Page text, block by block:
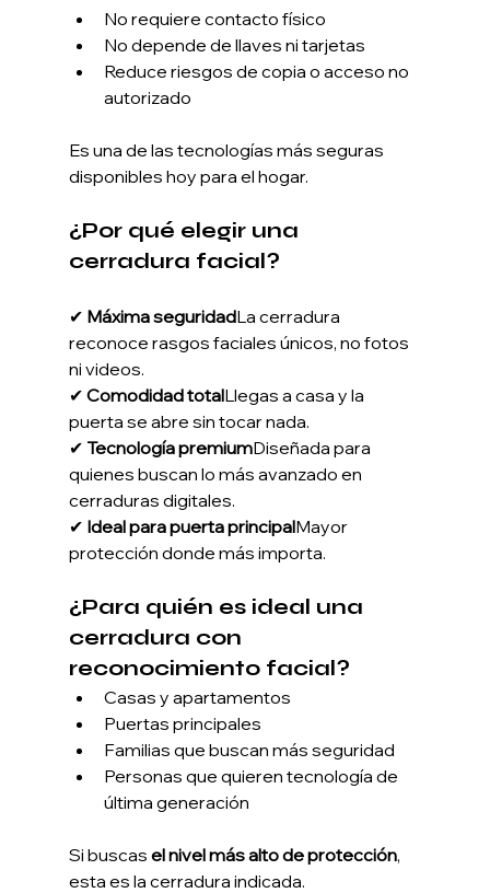
No requiere contacto físico
No depende de llaves ni tarjetas
Reduce riesgos de copia o acceso no
autorizado
Es una de las tecnologías más seguras
disponibles hoy para el hogar.
¿Por qué elegir una
cerradura facial?
✔ Máxima seguridadLa cerradura
reconoce rasgos faciales únicos, no fotos
ni videos.
✔ Comodidad totalLlegas a casa y la
puerta se abre sin tocar nada.
✔ Tecnología premiumDiseñada para
quienes buscan lo más avanzado en
cerraduras digitales.
✔ Ideal para puerta principalMayor
protección donde más importa.
¿Para quién es ideal una
cerradura con
reconocimiento facial?
Casas y apartamentos
Puertas principales
Familias que buscan más seguridad
Personas que quieren tecnología de
última generación
Si buscas el nivel más alto de protección,
esta es la cerradura indicada.